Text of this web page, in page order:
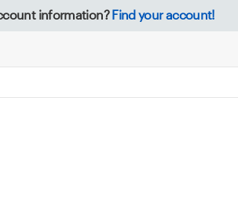
information? Find your account!